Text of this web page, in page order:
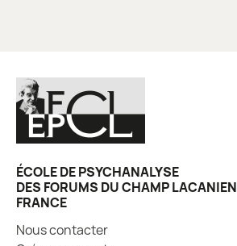
ÉCOLE DE PSYCHANALYSE
DES FORUMS DU CHAMP LACANIEN
FRANCE
Nous contacter